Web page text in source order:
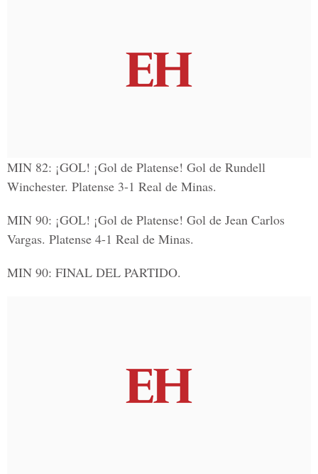
MIN 82: ¡GOL! ¡Gol de Platense! Gol de Rundell
Winchester. Platense 3-1 Real de Minas.
MIN 90: ¡GOL! ¡Gol de Platense! Gol de Jean Carlos
Vargas. Platense 4-1 Real de Minas.
MIN 90: FINAL DEL PARTIDO.